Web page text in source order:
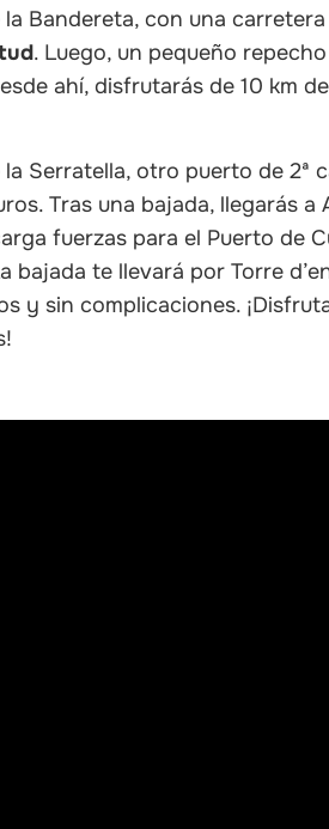
Bandereta, con una
. Luego, un pequeño
ahí, disfrutarás de 10 km
Serratella, otro puerto de 2ª
Tras una bajada, llegarás a
fuerzas para el Puerto de
bajada te llevará por Torre
y sin complicaciones.